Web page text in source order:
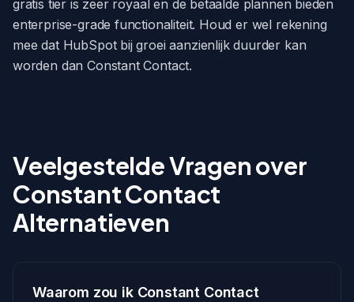
gratis tier is zeer royaal en de betaalde plannen bieden
enterprise-grade functionaliteit. Houd er wel rekening
mee dat HubSpot bij groei aanzienlijk duurder kan
worden dan Constant Contact.
Veelgestelde Vragen over
Constant Contact
Alternatieven
Waarom zou ik Constant Contact